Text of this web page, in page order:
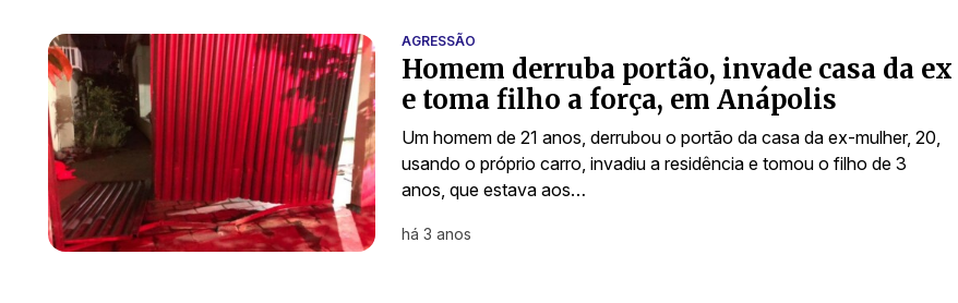
AGRESSÃO
Homem derruba portão, invade casa da ex
e toma filho a força, em Anápolis
Um homem de 21 anos, derrubou o portão da casa da ex-mulher, 20,
usando o próprio carro, invadiu a residência e tomou o filho de 3
anos, que estava aos…
há 3 anos